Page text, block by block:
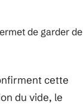
de garder de
cette
du vide, le